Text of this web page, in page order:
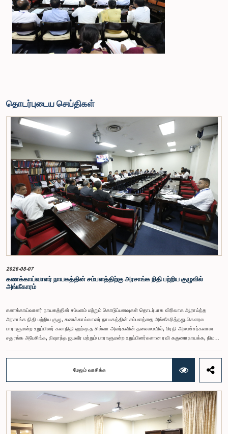
தொடர்புடைய செய்திகள்
2026-08-07
கணக்காய்வாளர் நாயகத்தின் சம்பளத்திற்கு அரசாங்க நிதி பற்றிய குழுவில்
அங்கீகாரம்
கணக்காய்வாளர் நாயகத்தின் சம்பளம் மற்றும் கொடுப்பனவுகள் தொடர்பாக விரிவாக ஆராய்ந்த
அரசாங்க நிதி பற்றிய குழு, கணக்காய்வாளர் நாயகத்தின் சம்பளத்தை அங்கீகரித்தது.கௌரவ
பாராளுமன்ற உறுப்பினர் கலாநிதி ஹர்ஷ.த சில்வா அவர்களின் தலைமையில், பிரதி அமைச்சர்களான
சதுரங்க அபேசிங்க, நிஷாந்த ஜயவீர மற்றும் பாராளுமன்ற உறுப்பினர்களான ரவி கருணாநாயக்க, நிமல்
நிதி பற்றிய குழுக் கூட்டத்திலேயே இந்த அங்கீகாரம் வழங்கப்பட்டது.இலங்கை ஜனநாயக சோசலிசக்
குடியரசின் அரசியலமைப்பின் 153(2) ஆம் உறுப்புரையின் பிரகாரம், கணக்காய்வாளர் நாயகத்தின்
சம்பளம் தொடர்பான பிரேரணை குழுவின் கவனத்திற்கு கொண்டு வரப்பட்டது.இதன்போது,
கணக்காய்வாளர் நாயகத்தின் பொறுப்புகள், அரச நிதி மேற்பார்வை மற்றும் கணக்காய்வுத் துறையின்
சுயாதீனத் தன்மை உள்ளிட்ட விடயங்களை கருத்தில் கொண்டு, சம்பள மட்டம் தொடர்பாக குழுத்
தலைவர் உள்ளிட்ட உறுப்பினர்கள் தமது கருத்துகளையும் பரிந்துரைகளையும் முன்வைத்தனர்.மேலும்,
அரசியலமைப்பின் 170 ஆம் உறுப்புரையின் பிரகாரம், கணக்காய்வாளர் நாயகம் ஒரு அரசாங்க ஊழியர்
அல்ல என்பதையும், நடைமுறையில் உள்ள அரசாங்க சம்பள அளவுகோலுக்கு வெளியே இப்பதவிக்கான
மேலும் வாசிக்க